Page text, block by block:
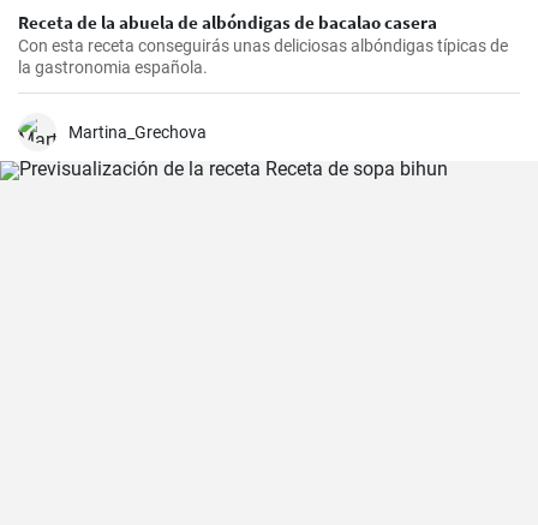
Receta de la abuela de albóndigas de bacalao casera
Con esta receta conseguirás unas deliciosas albóndigas típicas de
la gastronomia española.
Martina_Grechova